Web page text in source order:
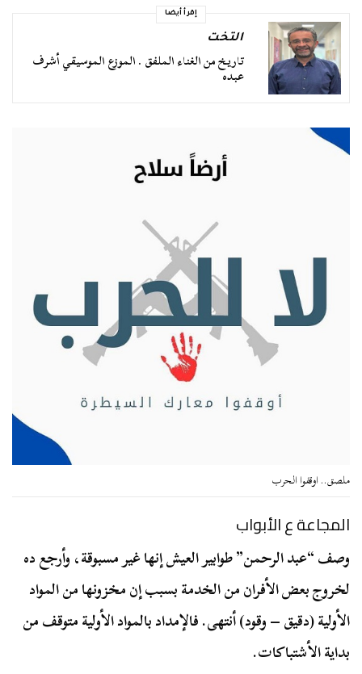
إقرأ أيضا
التخت
تاريخ من الغناء الملفق . الموزع الموسيقي أشرف
عبده
ملصق.. اوقفوا الحرب
المجاعة ع الأبواب
وصف “عبد الرحمن” طوابير العيش إنها غير مسبوقة، وأرجع ده
لخروج بعض الأفران من الخدمة بسبب إن مخزونها من المواد
الأولية (دقيق – وقود) أنتهى. فالإمداد بالمواد الأولية متوقف من
بداية الأشتباكات.